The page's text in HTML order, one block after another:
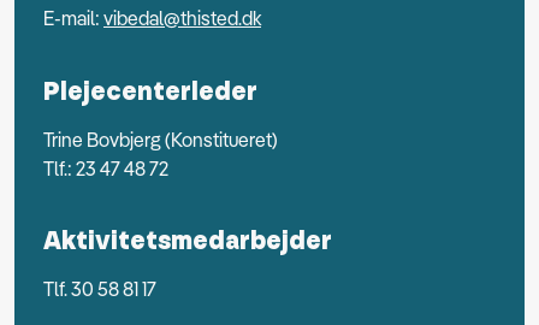
E-mail: vibedal@thisted.dk
Plejecenterleder
Trine Bovbjerg (Konstitueret)
Tlf.: 23 47 48 72
Aktivitetsmedarbejder
Tlf. 30 58 81 17